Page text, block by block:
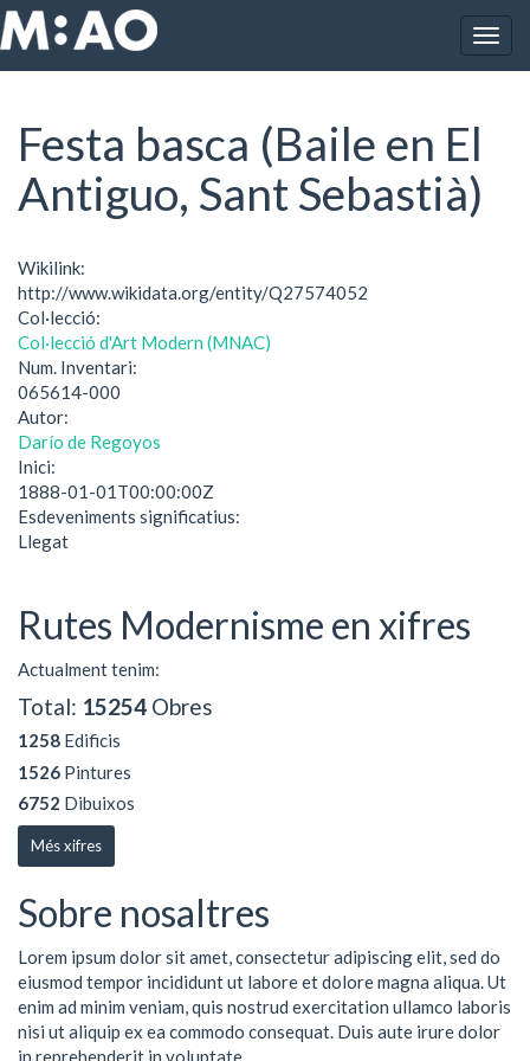
Vés al contingut
Inici Festa basca (Baile en El Antiguo, Sant Sebastià)
Festa basca (Baile en El
Antiguo, Sant Sebastià)
Wikilink:
http://www.wikidata.org/entity/Q27574052
Col·lecció:
Col·lecció d'Art Modern (MNAC)
Num. Inventari:
065614-000
Autor:
Darío de Regoyos
Inici:
1888-01-01T00:00:00Z
Esdeveniments significatius:
Llegat
Rutes Modernisme en xifres
Actualment tenim:
Total: 15254 Obres
1258 Edificis
1526 Pintures
6752 Dibuixos
Més xifres
Sobre nosaltres
Lorem ipsum dolor sit amet, consectetur adipiscing elit, sed do
eiusmod tempor incididunt ut labore et dolore magna aliqua. Ut
enim ad minim veniam, quis nostrud exercitation ullamco laboris
nisi ut aliquip ex ea commodo consequat. Duis aute irure dolor
in reprehenderit in voluptate ...